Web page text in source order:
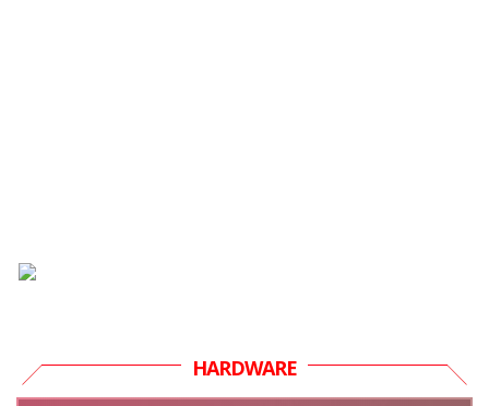
HARDWARE